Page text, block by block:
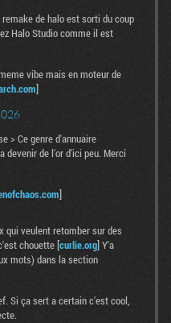
remake de halo est sorti du coup
Halo Studio comme il est
vibe mais en moteur de
]
> Ce genre d'annuaire
devenir de l'or d'ici peu. Merci
]
qui veulent retomber sur des
chouette [curlie.org] Y'a
mots) dans la section
Si ça sert a certain c'est cool,